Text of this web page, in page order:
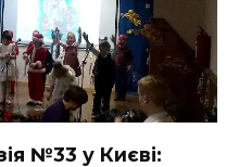
№33 у Києві: